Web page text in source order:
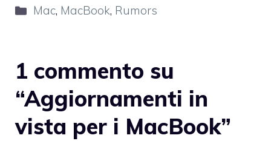
Categorie
Mac, MacBook, Rumors
1 commento su
“Aggiornamenti in
vista per i MacBook”